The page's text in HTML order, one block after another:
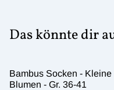
Das könnte dir
Bambus Socken - Kleine
Blumen - Gr. 36-41